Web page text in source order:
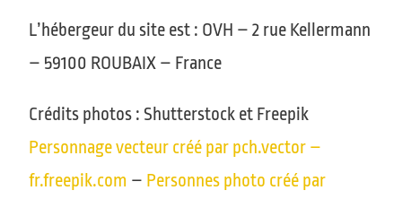
L’hébergeur du site est : OVH – 2 rue Kellermann
– 59100 ROUBAIX – France
Crédits photos : Shutterstock et Freepik
Personnage vecteur créé par pch.vector –
fr.freepik.com – Personnes photo créé par